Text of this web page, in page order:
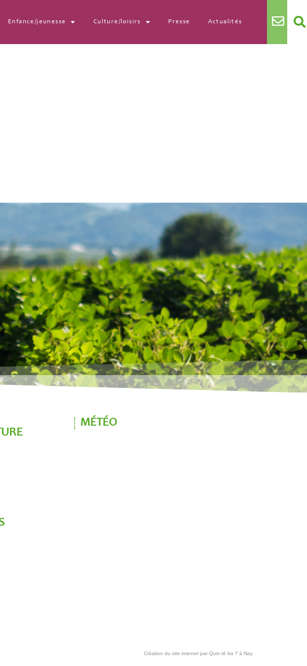
Enfance/jeunesse Culture/loisirs Presse Actualités
MÉTÉO
Création du site internet par Quin té ba ? à Nay